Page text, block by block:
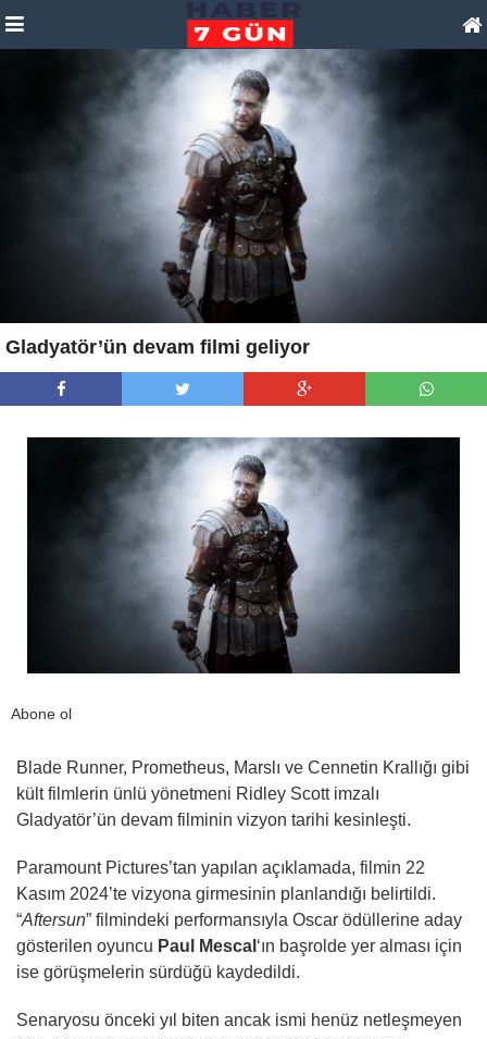
Gladyatör’ün devam filmi geliyor
Abone ol
Blade Runner, Prometheus, Marslı ve Cennetin Krallığı gibi
kült filmlerin ünlü yönetmeni Ridley Scott imzalı
Gladyatör’ün devam filminin vizyon tarihi kesinleşti.
Paramount Pictures’tan yapılan açıklamada, filmin 22
Kasım 2024’te vizyona girmesinin planlandığı belirtildi.
“Aftersun” filmindeki performansıyla Oscar ödüllerine aday
gösterilen oyuncu Paul Mescal ‘ın başrolde yer alması için
ise görüşmelerin sürdüğü kaydedildi.
Senaryosu önceki yıl biten ancak ismi henüz netleşmeyen